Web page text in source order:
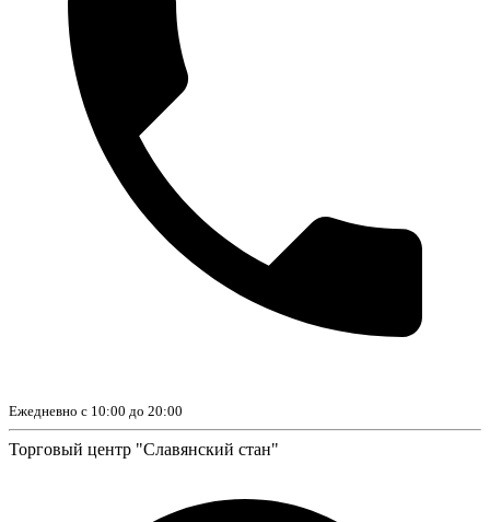
Ежедневно с 10:00 до 20:00
Торговый центр "Славянский стан"